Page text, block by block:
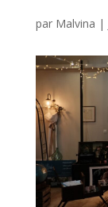
par Malvina |